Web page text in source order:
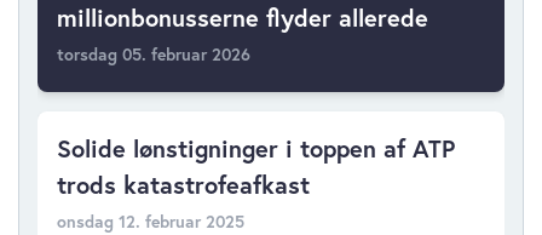
millionbonusserne flyder allerede
torsdag 05. februar 2026
Solide lønstigninger i toppen af ATP
trods katastrofeafkast
onsdag 12. februar 2025